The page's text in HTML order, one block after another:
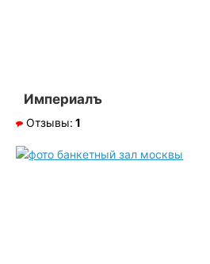
Империалъ
Отзывы: 1